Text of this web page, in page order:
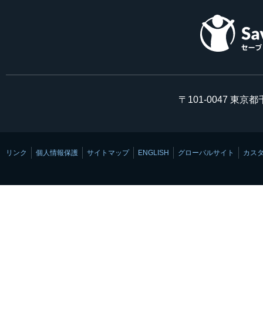
〒101-0047 東京都
リンク 個人情報保護 サイトマップ ENGLISH グローバルサイト カス